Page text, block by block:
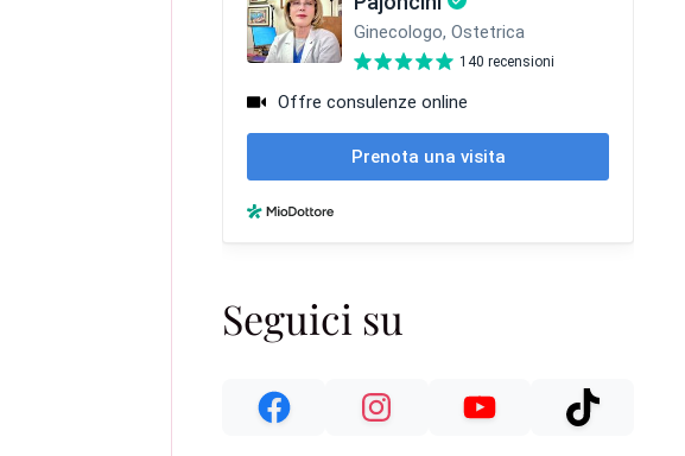
LUCE DELLE NUOVE SCOPERTE SCIENTIFICHE
Seguici su